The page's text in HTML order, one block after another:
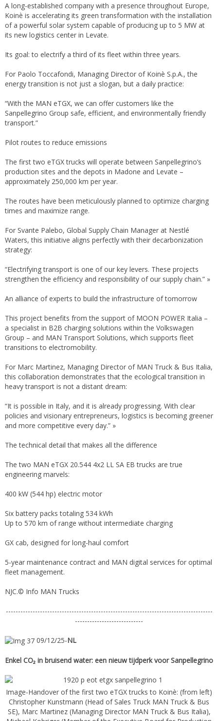
A long-established company with a presence throughout Europe,
Koinè is accelerating its green transformation with the installation
of a powerful solar system capable of producing up to 5 MW at
its new logistics center in Levate.
Its goal: to electrify a third of its fleet within three years.
For Paolo Toccafondi, Managing Director of Koinè S.p.A., the
energy transition is not just a slogan, but a daily practice:
“With the MAN eTGX, we can offer customers like the
Sanpellegrino Group safe, efficient, and environmentally friendly
transport.”
Pilot routes to reduce emissions
The first two eTGX trucks will operate between Sanpellegrino’s
production sites and the depots in Madone and Levate –
approximately 250,000 km per year.
The routes have been meticulously planned to optimize charging
times and maximize range.
For Svante Palebo, Global Supply Chain Manager at Nestlé
Waters, this initiative aligns perfectly with their decarbonization
strategy:
“Electrifying transport is one of our key levers. These projects
strengthen the efficiency and responsibility of our supply chain.” »
An alliance of experts to build the infrastructure of tomorrow
This project benefits from the support of MOON POWER Italia –
a specialist in B2B charging solutions within the Volkswagen
Group – and MAN Transport Solutions, which supports fleet
transitions to electromobility.
For Marc Martinez, Managing Director of MAN Truck & Bus Italia,
this collaboration demonstrates that the ecological transition in
heavy transport is not a distant dream:
“It is possible in Italy, and it is already progressing. With clear
policies and visionary entrepreneurs, logistics is becoming greener
and more competitive every day.” »
The technical detail that makes all the difference
The two MAN eTGX 20.544 4x2 LL SA EB trucks are true
engineering marvels:
400 kW (544 hp) electric motor
Six battery packs totaling 534 kWh
Up to 570 km of range without intermediate charging
GX cab, designed for long-haul comfort
5-year maintenance contract and MAN digital services for optimal
fleet management.
NJC.© Info MAN Trucks
-------------------------------------------------------------------------------------
----------------------------
09/12/25-NL
Enkel CO₂ in bruisend water: een nieuw tijdperk voor Sanpellegrino
Image-Handover of the first two eTGX trucks to Koinè: (from left)
Christopher Kunstmann (Head of Sales Truck MAN Truck & Bus
SE), Marc Martinez (Managing Director MAN Truck & Bus Italia),